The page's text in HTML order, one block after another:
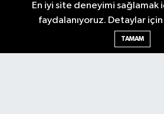
Ankara Nöbetçi Eczaneler
En iyi site deneyimi
faydalanıyoruz. Detaylar için
TAMAM